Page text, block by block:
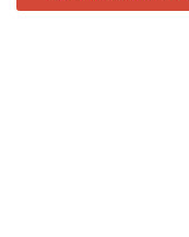
Login with